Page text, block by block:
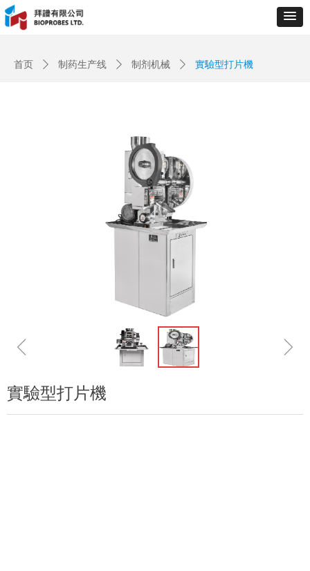
首页 ꄲ 制药生产线 ꄲ 制剂机械 ꄲ 實驗型打片機
ꁆ ꁇ
實驗型打片機